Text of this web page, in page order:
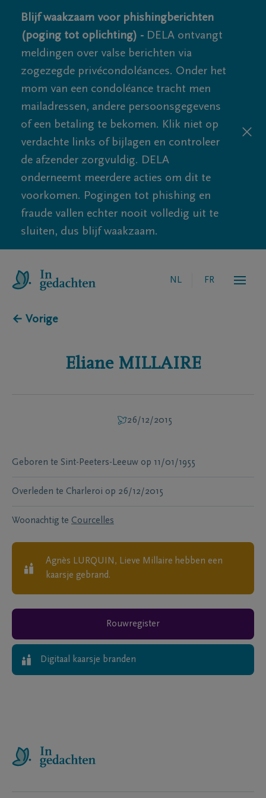
Blijf waakzaam voor phishingberichten
(poging tot oplichting) - DELA ontvangt
meldingen over valse berichten via
zogezegde privécondoléances. Onder het
mom van een condoléance tracht men
mailadressen, andere persoonsgegevens
of een betaling te bekomen. Klik niet op
verdachte links of bijlagen en controleer
de afzender zorgvuldig. DELA
onderneemt meerdere acties om dit te
voorkomen. Pogingen tot phishing en
fraude vallen echter nooit volledig uit te
sluiten, dus blijf waakzaam.
NL FR
← Vorige
Eliane MILLAIRE
26/12/2015
Geboren te Sint-Peeters-Leeuw op 11/01/1955
Overleden te Charleroi op 26/12/2015
Woonachtig te Courcelles
Agnès LURQUIN, Lieve Millaire hebben een
kaarsje gebrand.
Rouwregister
Digitaal kaarsje branden